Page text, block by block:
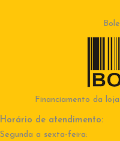
Financiamento da
Horário de atendimento:
Segunda a sexta-feira: